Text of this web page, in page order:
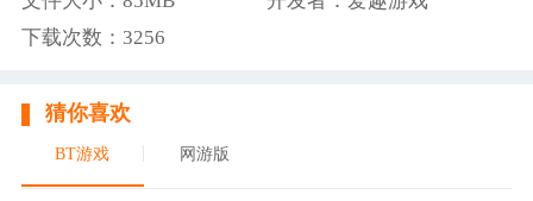
下载次数：3256
猜你喜欢
BT游戏 网游版